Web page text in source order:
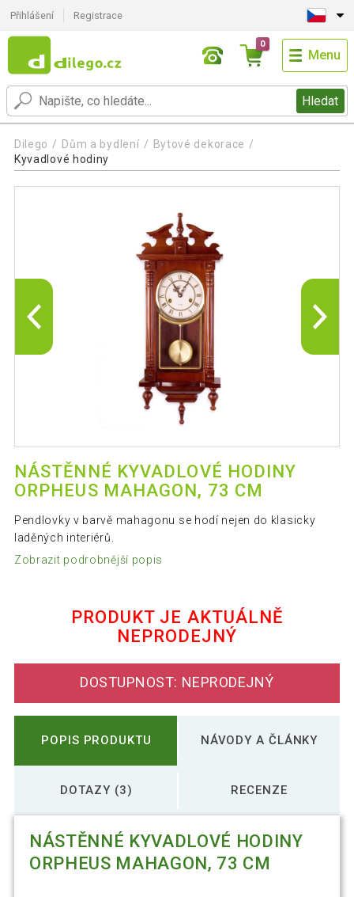
Přihlášení Registrace
Hledat
0
Menu
Dilego Dům a bydlení
Bytové dekorace
Kyvadlové hodiny
NÁSTĚNNÉ KYVADLOVÉ HODINY
ORPHEUS MAHAGON, 73 CM
Pendlovky v barvě mahagonu se hodí nejen do klasicky
laděných interiérů.
Zobrazit podrobnější popis
PRODUKT JE AKTUÁLNĚ
NEPRODEJNÝ
DOSTUPNOST: NEPRODEJNÝ
POPIS PRODUKTU NÁVODY A ČLÁNKY
DOTAZY (3) RECENZE
NÁSTĚNNÉ KYVADLOVÉ HODINY
ORPHEUS MAHAGON, 73 CM